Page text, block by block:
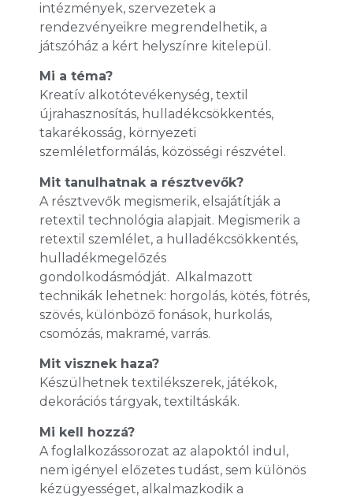
intézmények, szervezetek a
rendezvényeikre megrendelhetik, a
játszóház a kért helyszínre kitelepül.
Mi a téma?
Kreatív alkotótevékenység, textil
újrahasznosítás, hulladékcsökkentés,
takarékosság, környezeti
szemléletformálás, közösségi részvétel.
Mit tanulhatnak a résztvevők?
A résztvevők megismerik, elsajátítják a
retextil technológia alapjait. Megismerik a
retextil szemlélet, a hulladékcsökkentés,
hulladékmegelőzés
gondolkodásmódját. Alkalmazott
technikák lehetnek: horgolás, kötés, fötrés,
szövés, különböző fonások, hurkolás,
csomózás, makramé, varrás.
Mit visznek haza?
Készülhetnek textilékszerek, játékok,
dekorációs tárgyak, textiltáskák.
Mi kell hozzá?
A foglalkozássorozat az alapoktól indul,
nem igényel előzetes tudást, sem különös
kézügyességet, alkalmazkodik a